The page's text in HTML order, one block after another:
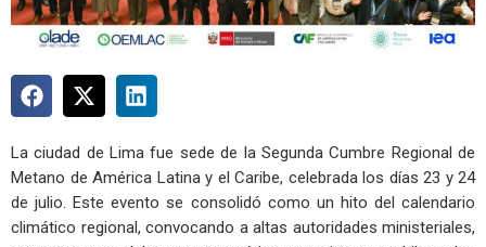
La ciudad de Lima fue sede de la Segunda Cumbre Regional de
Metano de América Latina y el Caribe, celebrada los días 23 y 24
de julio. Este evento se consolidó como un hito del calendario
climático regional, convocando a altas autoridades ministeriales,